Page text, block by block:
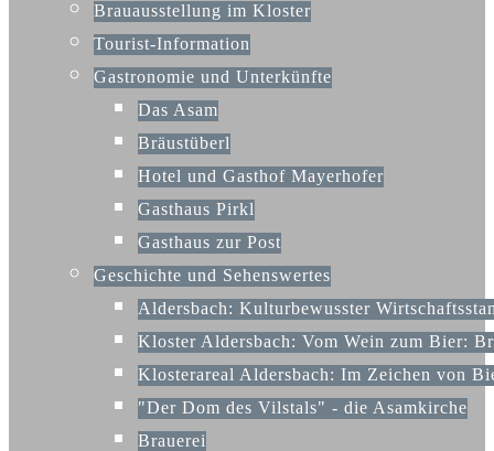
Brauausstellung im Kloster
Tourist-Information
Gastronomie und Unterkünfte
Das Asam
Bräustüberl
Hotel und Gasthof Mayerhofer
Gasthaus Pirkl
Gasthaus zur Post
Geschichte und Sehenswertes
Aldersbach: Kulturbewusster
Kloster Aldersbach: Vom Wein zum Bier:
Klosterareal Aldersbach: Im Zeichen von
"Der Dom des Vilstals" - die Asamkirche
Brauerei